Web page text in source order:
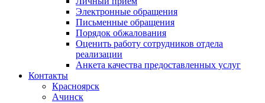
Электронные обращения
Письменные обращения
Порядок обжалования
Оценить работу сотрудников отдела
реализации
Анкета качества предоставленных услуг
Контакты
Красноярск
Ачинск